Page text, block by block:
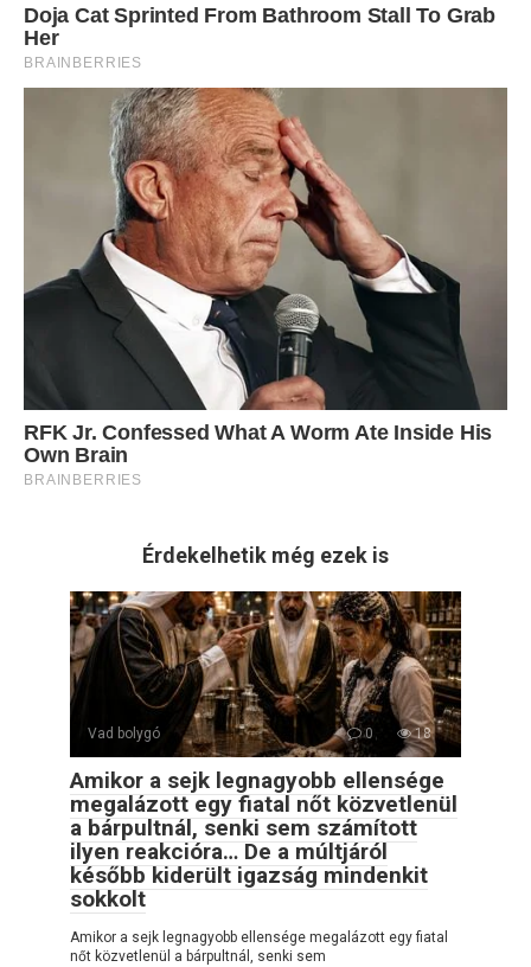
Érdekelhetik még ezek is
Vad bolygó 0 18
Amikor a sejk legnagyobb ellensége
megalázott egy fiatal nőt közvetlenül
a bárpultnál, senki sem számított
ilyen reakcióra… De a múltjáról
később kiderült igazság mindenkit
sokkolt
Amikor a sejk legnagyobb ellensége megalázott egy fiatal
nőt közvetlenül a bárpultnál, senki sem